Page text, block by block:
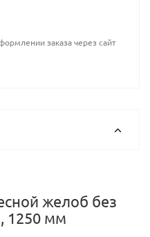
заказа через сайт
желоб без
1250 мм